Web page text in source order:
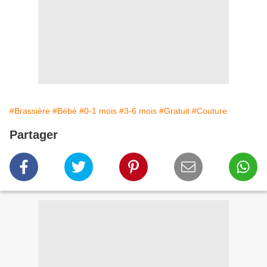
#Brassière #Bébé #0-1 mois #3-6 mois #Gratuit #Couture
Partager